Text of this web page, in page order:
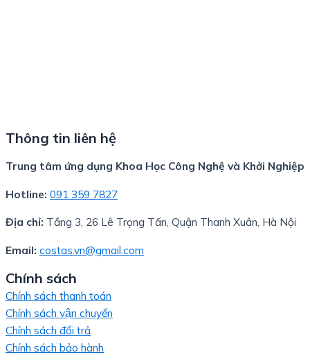
Thông tin liên hệ
Trung tâm ứng dụng Khoa Học Công Nghệ và Khởi Nghiệp
Hotline: 091 359 7827
Địa chỉ: Tầng 3, 26 Lê Trọng Tấn, Quận Thanh Xuân, Hà Nội
Email: costas.vn@gmail.com
Chính sách
Chính sách thanh toán
Chính sách vận chuyển
Chính sách đổi trả
Chính sách bảo hành